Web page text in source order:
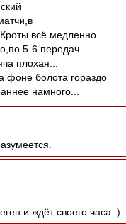
всё медленно
5-6 передач
плохая...
фоне болота гораздо
намного...
и ждёт своего часа :)